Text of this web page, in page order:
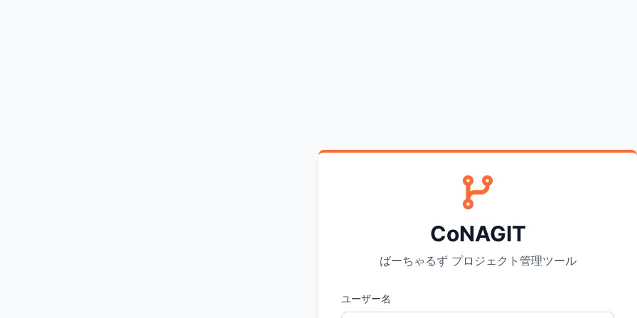
CoNAGIT
ばーちゃるず プロジェクト管理ツール
ユーザー名